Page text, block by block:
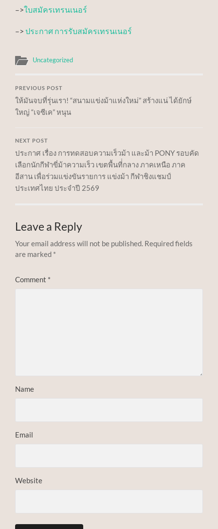
–>ใบสมัครเทรนเนอร์
–>ประกาศ การรับสมัครเทรนเนอร์
Uncategorized
PREVIOUS POST
ให้มันจบที่รุ่นเรา! “สนามแข่งม้าแห่งใหม่” สร้างแน่ ได้ยักษ์
ใหญ่ “เจซีเค” หนุน
NEXT POST
ประกาศ เรื่อง การทดสอบความเร็วม้า และม้า PONY รอบคัด
เลือกนักกีฬาขี่ม้าความเร็ว เขตพื้นที่่กลาง ภาคเหนือ ภาค
อีสาน เพื่อร่วมแข่งขันรายการ แข่งม้า กีฬาชิงแชมป์
ประเทศไทย ประจำปี 2569
Leave a Reply
Your email address will not be published. Required fields
are marked *
Comment *
Name
Email
Website